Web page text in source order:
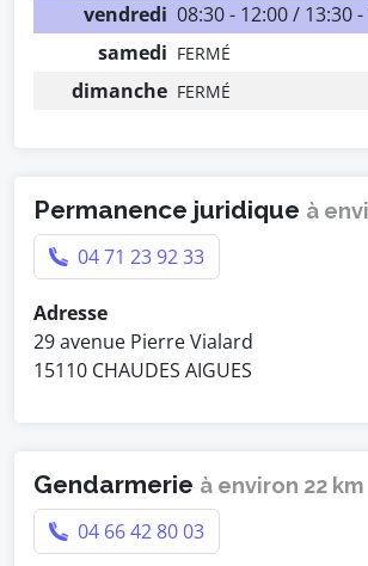
vendredi 08:30 - 12:00 / 13:30
samedi FERMÉ
dimanche FERMÉ
Permanence juridique à
04 71 23 92 33
Adresse
29 avenue Pierre Vialard
15110 CHAUDES AIGUES
Gendarmerie à environ 22 km
04 66 42 80 03